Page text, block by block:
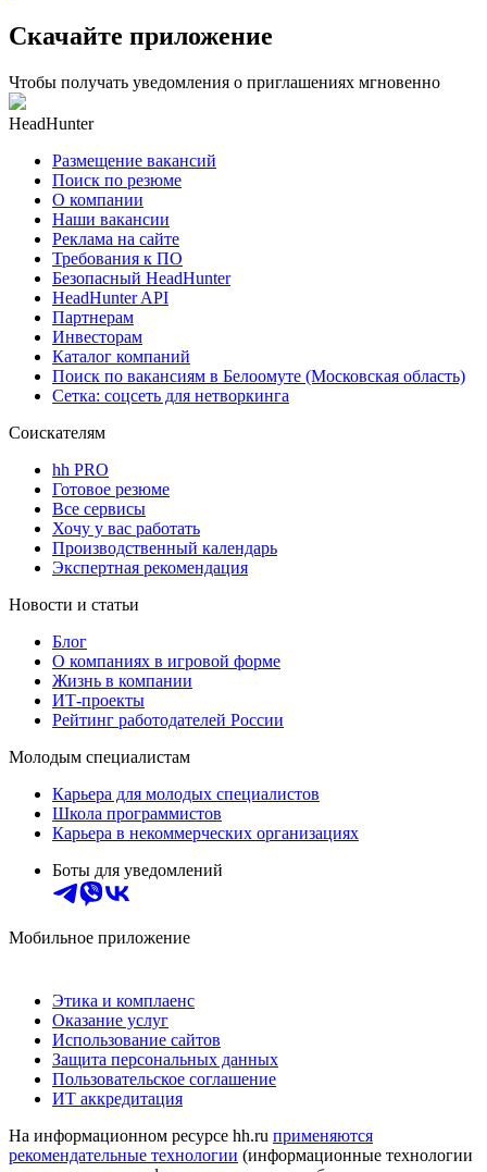
Скачайте приложение
Чтобы получать уведомления о приглашениях мгновенно
HeadHunter
Размещение вакансий
Поиск по резюме
О компании
Наши вакансии
Реклама на сайте
Требования к ПО
Безопасный HeadHunter
HeadHunter API
Партнерам
Инвесторам
Каталог компаний
Поиск по вакансиям в Белоомуте (Московская область)
Сетка: соцсеть для нетворкинга
Соискателям
hh PRO
Готовое резюме
Все сервисы
Хочу у вас работать
Производственный календарь
Экспертная рекомендация
Новости и статьи
Блог
О компаниях в игровой форме
Жизнь в компании
ИТ-проекты
Рейтинг работодателей России
Молодым специалистам
Карьера для молодых специалистов
Школа программистов
Карьера в некоммерческих организациях
Боты для уведомлений
Мобильное приложение
Этика и комплаенс
Оказание услуг
Использование сайтов
Защита персональных данных
Пользовательское соглашение
ИТ аккредитация
На информационном ресурсе hh.ru применяются
рекомендательные технологии (информационные технологии